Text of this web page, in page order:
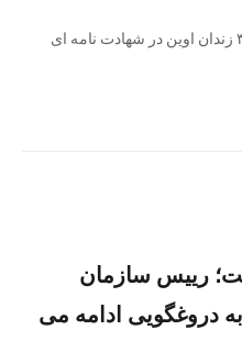
۷۴ زندانی سیاسی محبوس در بند ۳۵۰ زندان اوین در شهادت نامه ای
رییس سازمان
دروغگویی ادامه می